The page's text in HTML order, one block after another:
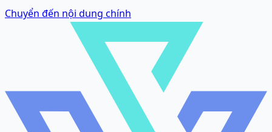
Chuyển đến nội dung chính